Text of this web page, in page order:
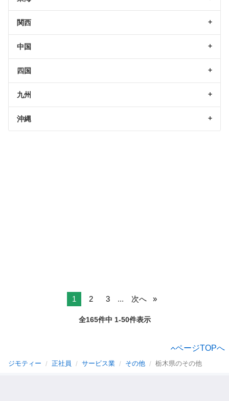
関西
中国
四国
九州
沖縄
1 2 3 ... 次へ
全165件中 1-50件表示
ページTOPへ
ジモティー 正社員 サービス業 その他 栃木県のその他